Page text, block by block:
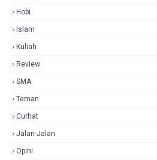
Hobi
Islam
Kuliah
Review
SMA
Teman
Curhat
Jalan-Jalan
Opini